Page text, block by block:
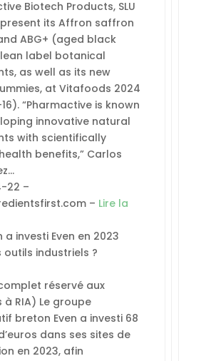
Biotech Products, SLU
its Affron saffron
ABG+ (aged black
label botanical
as well as its new
at Vitafoods 2024
“Pharmactive is known
innovative natural
with scientifically
benefits,” Carlos
22 –
– Lire la
a investi Even en 2023
outils industriels ?
réservé aux
à RIA) Le groupe
breton Even a investi 68
dans ses sites de
en 2023, afin